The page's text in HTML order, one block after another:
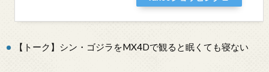
【トーク】シン・ゴジラをMX4Dで観ると眠くても寝ない